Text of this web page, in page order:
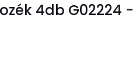
4db G02224 -